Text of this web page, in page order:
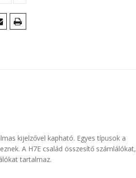
kijelzővel kapható. Egyes típusok a
A H7E család összesítő számlálókat,
tartalmaz.